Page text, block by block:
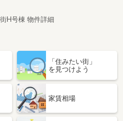
H号棟 物件詳細
「住みたい街」
を見つけよう
家賃相場